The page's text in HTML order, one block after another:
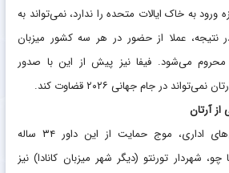
ورود به خاک ایالات متحده را ندارد، نمی‌تواند به
عملا از حضور در هر سه کشور میزبان
محروم می‌شود. فیفا نیز پیش از این با صدور
در جام جهانی ۲۰۲۶ قضاوت کند.
آرتان
علی‌رغم این سنگ اندازی‌های اداری، موج حمایت از این داور ۳۴ ساله
چو، شهردار تورنتو (دیگر شهر میزبان کانادا) نیز